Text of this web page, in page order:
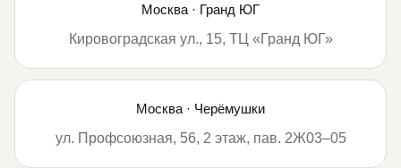
Москва · Гранд ЮГ
Кировоградская ул., 15, ТЦ «Гранд ЮГ»
Москва · Черёмушки
ул. Профсоюзная, 56, 2 этаж, пав. 2Ж03–05